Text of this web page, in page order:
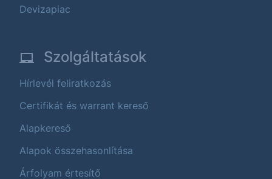
Devizapiac
Szolgáltatások
Hírlevél feliratkozás
Certifikát és warrant kereső
Alapkereső
Alapok összehasonlítása
Árfolyam értesítő